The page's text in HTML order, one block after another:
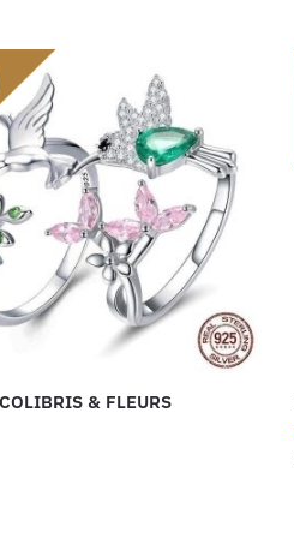
& FLEURS